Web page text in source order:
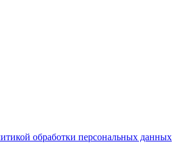
обработки персональных данных